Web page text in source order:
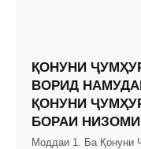
ҚОНУНИ
ВОРИД
ҚОНУНИ
БОРАИ
Моддаи 1. Ба Қонуни